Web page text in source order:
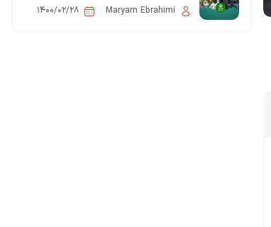
آلتیمیت را بست
Maryam Ebrahimi ۱۴۰۰/۰۲/۲۸